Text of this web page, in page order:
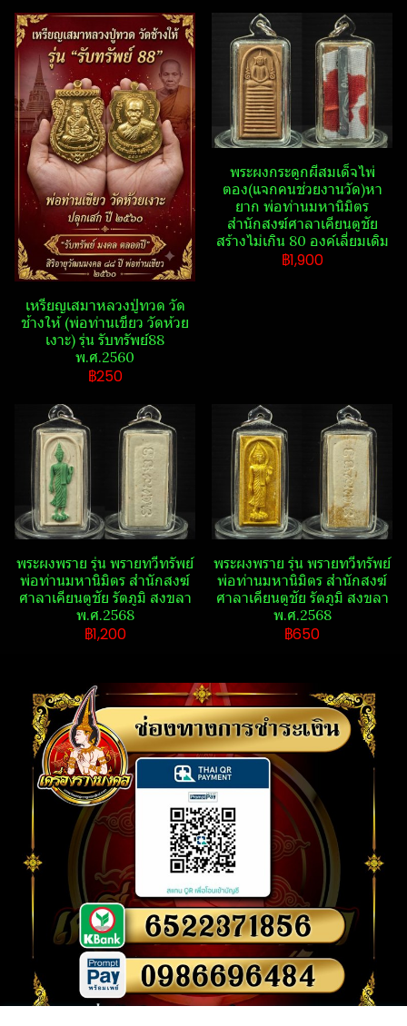
เหรียญเสมาหลวงปู่ทวด วัด​
ช้าง​ให้​ (พ่อท่านเขียว วัด​ห้วย​
เงาะ​) รุ่น รับ​ทรัพย์​88​
พ.ศ.2560
฿250
พระผงกระดูก​ผี​สมเด็จไพ่
ตอง(แจกคนช่วยงานวัด)หา
ยาก พ่อท่านมหานิ​มิตร​
สำนักสงฆ์​ศาลา​เคียน​ตู​ชัย​
สร้างไม่เกิน 80 องค์เลี่ยมเดิม
฿1,900
พระ​ผงพราย​ รุ่น พรายทวีทรัพย์​
พ่อท่านมหานิ​มิตร​ สำนักสงฆ์​
ศาลา​เคียน​ตู​ชัย​ รัตภูมิ​ สงขลา​
พ.ศ.2568
฿1,200
พระ​ผงพราย​ รุ่น พรายทวีทรัพย์​
พ่อท่านมหานิ​มิตร​ สำนักสงฆ์​
ศาลา​เคียน​ตู​ชัย​ รัตภูมิ​ สงขลา​
พ.ศ.2568
฿650